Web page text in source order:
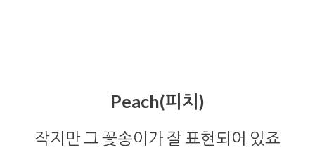
Peach(피치)
작지만 그 꽃송이가 잘 표현되어 있죠